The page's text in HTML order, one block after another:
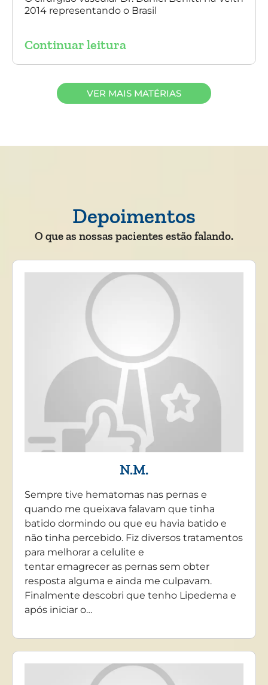
2014 representando o Brasil
Continuar leitura
VER MAIS MATÉRIAS
Depoimentos
O que as nossas pacientes estão falando.
N.M.
Sempre tive hematomas nas pernas e
quando me queixava falavam que tinha
batido dormindo ou que eu havia batido e
não tinha percebido. Fiz diversos tratamentos
para melhorar a celulite e
tentar emagrecer as pernas sem obter
resposta alguma e ainda me culpavam.
Finalmente descobri que tenho Lipedema e
após iniciar o…